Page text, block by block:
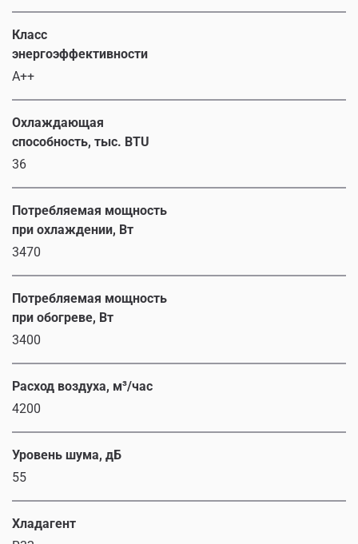
Класс
энергоэффективности
A++
Охлаждающая
способность, тыс. BTU
36
Потребляемая мощность
при охлаждении, Вт
3470
Потребляемая мощность
при обогреве, Вт
3400
Расход воздуха, м³/час
4200
Уровень шума, дБ
55
Хладагент